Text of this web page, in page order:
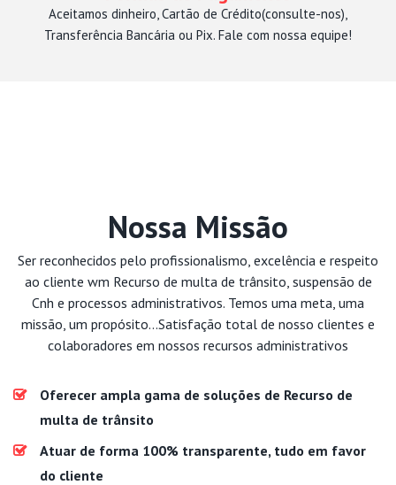
Aceitamos dinheiro, Cartão de Crédito(consulte-nos),
Transferência Bancária ou Pix. Fale com nossa equipe!
Nossa Missão
Ser reconhecidos pelo profissionalismo, excelência e respeito
ao cliente wm Recurso de multa de trânsito, suspensão de
Cnh e processos administrativos. Temos uma meta, uma
missão, um propósito...Satisfação total de nosso clientes e
colaboradores em nossos recursos administrativos
Oferecer ampla gama de soluções de Recurso de
multa de trânsito
Atuar de forma 100% transparente, tudo em favor
do cliente